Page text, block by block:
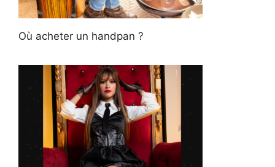
Où acheter un handpan ?